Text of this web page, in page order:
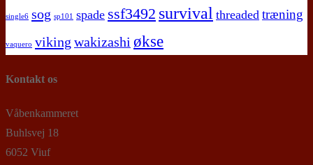
single6 sog sp101 spade ssf3492 survival threaded træning
vaquero viking wakizashi økse
Kontakt os
Våbenkammeret
Buhlsvej 18
6052 Viuf